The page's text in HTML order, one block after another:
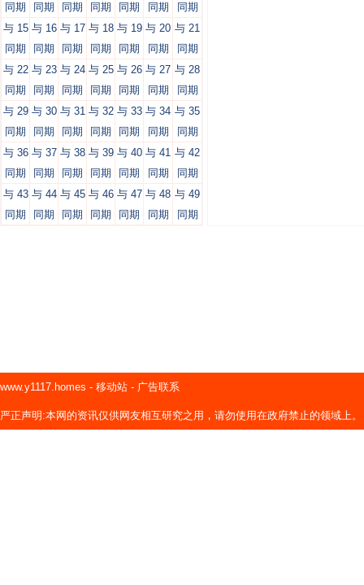
同期
同期
同期
同期
同期
同期
同期
与 15
同期
与 16
同期
与 17
同期
与 18
同期
与 19
同期
与 20
同期
与 21
同期
与 22
同期
与 23
同期
与 24
同期
与 25
同期
与 26
同期
与 27
同期
与 28
同期
与 29
同期
与 30
同期
与 31
同期
与 32
同期
与 33
同期
与 34
同期
与 35
同期
与 36
同期
与 37
同期
与 38
同期
与 39
同期
与 40
同期
与 41
同期
与 42
同期
与 43
同期
与 44
同期
与 45
同期
与 46
同期
与 47
同期
与 48
同期
与 49
同期
www.y1117.homes - 移动站 - 广告联系
严正声明:本网的资讯仅供网友相互研究之用，请勿使用在政府禁止的领域上。